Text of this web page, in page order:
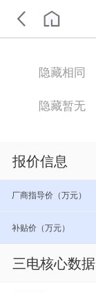
隐藏相同
隐藏暂无
报价信息
厂商指导价（万元）
补贴价（万元）
三电核心数据